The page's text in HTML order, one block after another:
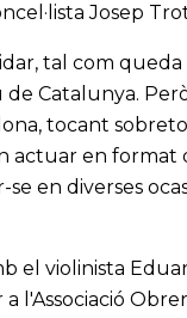
Josep
tal com
Catalunya.
tocant
actuar en
en diverses
el violinista